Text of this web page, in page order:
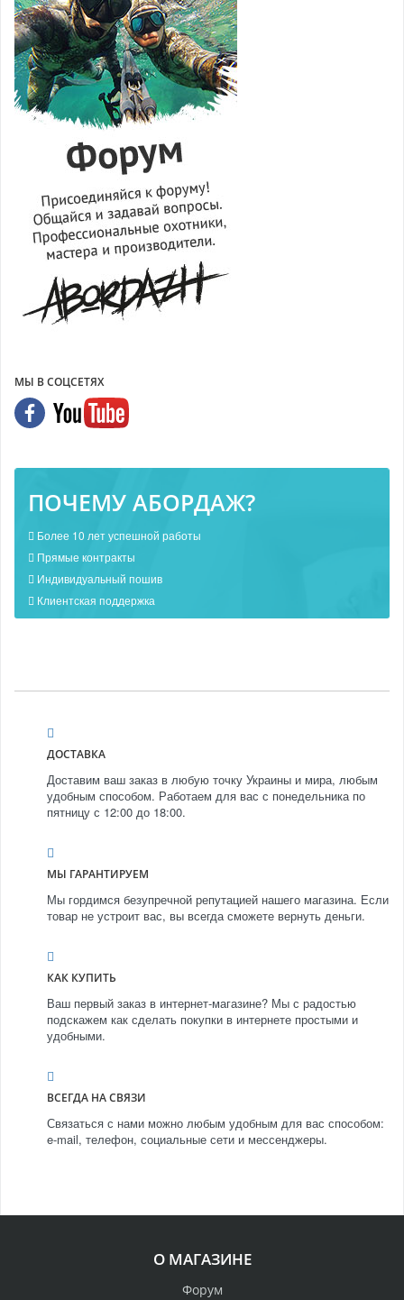
МЫ В СОЦСЕТЯХ
ПОЧЕМУ АБОРДАЖ?
Более 10 лет успешной работы
Прямые контракты
Индивидуальный пошив
Клиентская поддержка
ДОСТАВКА
Доставим ваш заказ в любую точку Украины и мира, любым
удобным способом. Работаем для вас с понедельника по
пятницу с 12:00 до 18:00.
МЫ ГАРАНТИРУЕМ
Мы гордимся безупречной репутацией нашего магазина. Если
товар не устроит вас, вы всегда сможете вернуть деньги.
КАК КУПИТЬ
Ваш первый заказ в интернет-магазине? Мы с радостью
подскажем как сделать покупки в интернете простыми и
удобными.
ВСЕГДА НА СВЯЗИ
Связаться с нами можно любым удобным для вас способом:
e-mail, телефон, социальные сети и мессенджеры.
О МАГАЗИНЕ
Форум